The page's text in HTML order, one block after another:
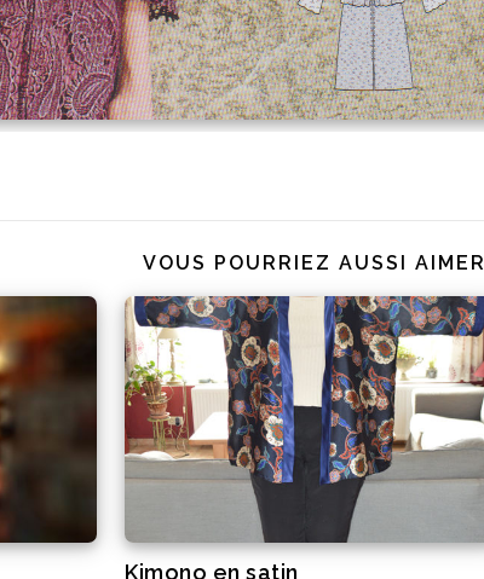
VOUS POURRIEZ AUSSI AIMER
Kimono en satin